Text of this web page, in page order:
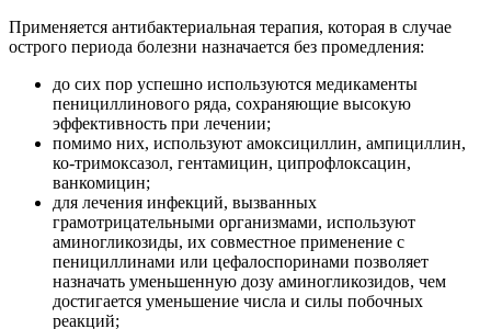
Применяется антибактериальная терапия, которая в случае
острого периода болезни назначается без промедления:
до сих пор успешно используются медикаменты
пенициллинового ряда, сохраняющие высокую
эффективность при лечении;
помимо них, используют амоксициллин, ампициллин,
ко-тримоксазол, гентамицин, ципрофлоксацин,
ванкомицин;
для лечения инфекций, вызванных
грамотрицательными организмами, используют
аминогликозиды, их совместное применение с
пенициллинами или цефалоспоринами позволяет
назначать уменьшенную дозу аминогликозидов, чем
достигается уменьшение числа и силы побочных
реакций;